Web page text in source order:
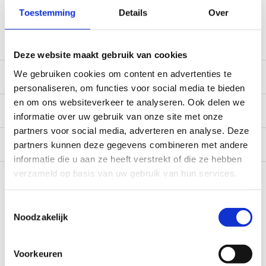
Toestemming Details Over
Deze website maakt gebruik van cookies
We gebruiken cookies om content en advertenties te
personaliseren, om functies voor social media te bieden
en om ons websiteverkeer te analyseren. Ook delen we
informatie over uw gebruik van onze site met onze
partners voor social media, adverteren en analyse. Deze
partners kunnen deze gegevens combineren met andere
informatie die u aan ze heeft verstrekt of die ze hebben
verzameld op basis van uw gebruik van hun services.
Noodzakelijk
Voorkeuren
verzending. Een deel van de artikelen op voorraad in de
winkel, mail ons voor de beschikbaarheid in de winkel:
service@camperhuis.nl
Beschrijving
Specificaties
Reviews 0/10
Recent bekeken